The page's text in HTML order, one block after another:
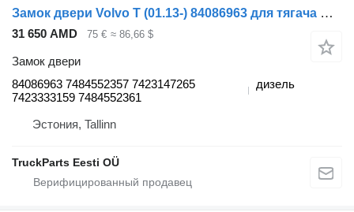
Замок двери Volvo T (01.13-) 84086963 для тягача Renault T (2013-)
31 650 AMD 75 € ≈ 86,66 $
Замок двери
84086963 7484552357 7423147265
7423333159 7484552361
дизель
Эстония, Tallinn
TruckParts Eesti OÜ